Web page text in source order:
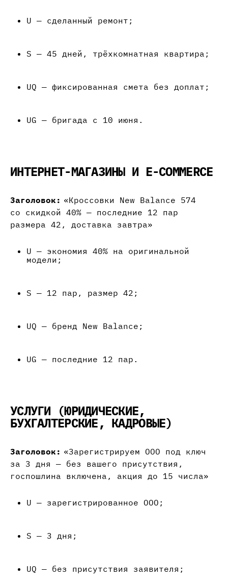
U — сделанный ремонт;
S — 45 дней, трёхкомнатная квартира;
UQ — фиксированная смета без доплат;
UG — бригада с 10 июня.
ИНТЕРНЕТ-МАГАЗИНЫ И E-COMMERCE
Заголовок: «Кроссовки New Balance 574
со скидкой 40% — последние 12 пар
размера 42, доставка завтра»
U — экономия 40% на оригинальной
модели;
S — 12 пар, размер 42;
UQ — бренд New Balance;
UG — последние 12 пар.
УСЛУГИ (ЮРИДИЧЕСКИЕ,
БУХГАЛТЕРСКИЕ, КАДРОВЫЕ)
Заголовок: «Зарегистрируем ООО под ключ
за 3 дня — без вашего присутствия,
госпошлина включена, акция до 15 числа»
U — зарегистрированное ООО;
S — 3 дня;
UQ — без присутствия заявителя;